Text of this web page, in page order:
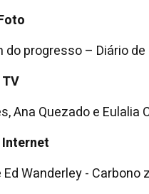
progresso – Diário
Ana Quezado e
Wanderley - Carbono